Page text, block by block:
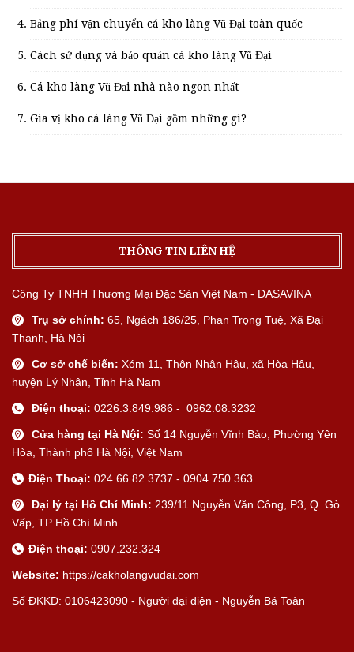
Bảng phí vận chuyển cá kho làng Vũ Đại toàn quốc
Cách sử dụng và bảo quản cá kho làng Vũ Đại
Cá kho làng Vũ Đại nhà nào ngon nhất
Gia vị kho cá làng Vũ Đại gồm những gì?
THÔNG TIN LIÊN HỆ
Công Ty TNHH Thương Mại Đặc Sản Việt Nam - DASAVINA
Trụ sở chính: 65, Ngách 186/25, Phan Trọng Tuệ, Xã Đại
Thanh, Hà Nội
Cơ sở chế biến: Xóm 11, Thôn Nhân Hậu, xã Hòa Hậu,
huyện Lý Nhân, Tỉnh Hà Nam
Điện thoại: 0226.3.849.986 - 0962.08.3232
Cửa hàng tại Hà Nội: Số 14 Nguyễn Vĩnh Bảo, Phường Yên
Hòa, Thành phố Hà Nội, Việt Nam
Điện Thoại: 024.66.82.3737 - 0904.750.363
Đại lý tại Hồ Chí Minh: 239/11 Nguyễn Văn Công, P3, Q. Gò
Vấp, TP Hồ Chí Minh
Điện thoại: 0907.232.324
Website: https://cakholangvudai.com
Số ĐKKD: 0106423090 - Người đại diện - Nguyễn Bá Toàn